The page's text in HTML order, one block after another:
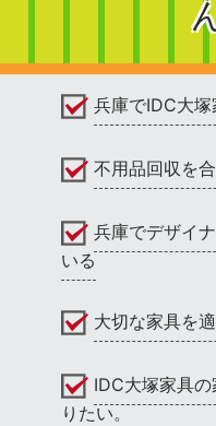
兵庫でIDC大塚
不用品回収を
兵庫でデザイ
いる
大切な家具を
IDC大塚家具
りたい。